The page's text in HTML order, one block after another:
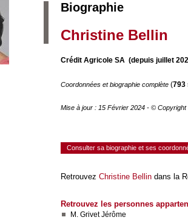
Biographie
Christine Bellin
Crédit Agricole SA (depuis juillet
Coordonnées et biographie complète (793
Mise à jour : 15 Février 2024 - © Copyright
Consulter sa biographie et ses
Retrouvez Christine Bellin dans la
Retrouvez les personnes
M. Grivet Jérôme